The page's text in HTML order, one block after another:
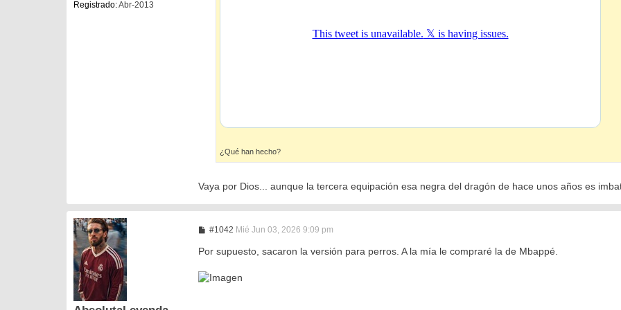
Registrado:Abr-2013
¿Qué han hecho?
Vaya por Dios... aunque la tercera equipación esa negra del dragón de hace unos años es
#1042M
n
j
Mié Jun 03, 2026 9:09 pm
Por supuesto, sacaron la versión para perros. A la mía le compraré la de Mbappé.